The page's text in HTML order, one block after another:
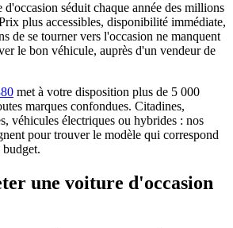
séduit chaque année des millions
plus accessibles, disponibilité immédiate,
de se tourner vers l'occasion ne manquent
le bon véhicule, auprès d'un vendeur de
met à votre disposition plus de 5 000
marques confondues. Citadines,
véhicules électriques ou hybrides : nos
pour trouver le modèle qui correspond
budget.
une voiture d'occasion